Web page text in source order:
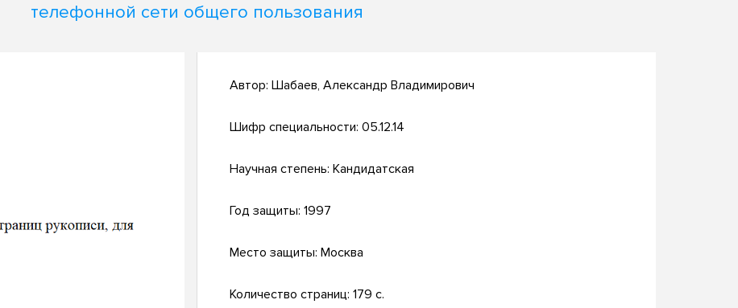
телефонной сети общего пользования
Автор: Шабаев, Александр Владимирович
Шифр специальности: 05.12.14
Научная степень: Кандидатская
Год защиты: 1997
Место защиты: Москва
Количество страниц: 179 с.